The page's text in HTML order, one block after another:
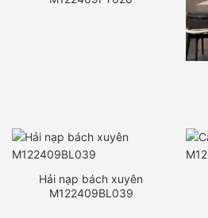
Hải nạp bách xuyên
M122409BL039